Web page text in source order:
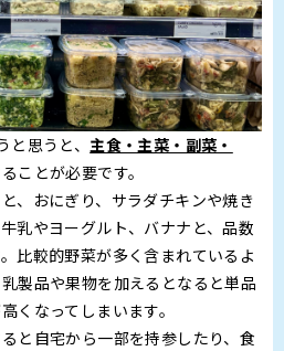
思うと、 主食・主菜・副菜・
ことが必要です。
、おにぎり、サラダチキンや焼き
乳やヨーグルト、バナナと、品数
比較的野菜が多く含まれているよ
製品や果物を加えるとなると単品
くなってしまいます。
と自宅から一部を持参したり、食